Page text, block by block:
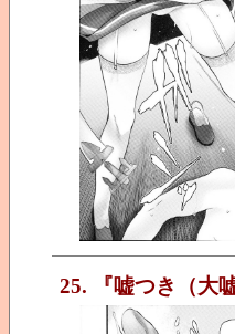
25. 『嘘つき（大